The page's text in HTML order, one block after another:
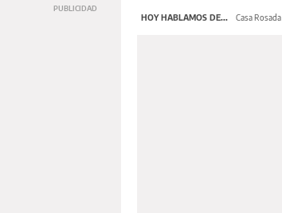
HOY HABLAMOS DE... Casa Rosada